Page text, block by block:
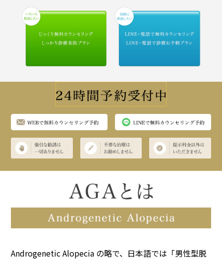
Androgenetic Alopecia の略で、日本語では「男性型脱